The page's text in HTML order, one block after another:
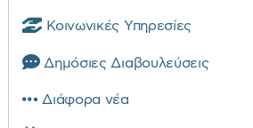
Κοινωνικές Υπηρεσίες
Δημόσιες Διαβουλεύσεις
Διάφορα νέα